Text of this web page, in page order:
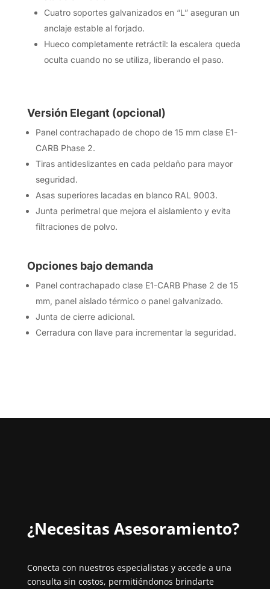
Cuatro soportes galvanizados en “L” aseguran un
anclaje estable al forjado.
Hueco completamente retráctil: la escalera queda
oculta cuando no se utiliza, liberando el paso.
Versión Elegant (opcional)
Panel contrachapado de chopo de 15 mm clase E1-
CARB Phase 2.
Tiras antideslizantes en cada peldaño para mayor
seguridad.
Asas superiores lacadas en blanco RAL 9003.
Junta perimetral que mejora el aislamiento y evita
filtraciones de polvo.
Opciones bajo demanda
Panel contrachapado clase E1-CARB Phase 2 de 15
mm, panel aislado térmico o panel galvanizado.
Junta de cierre adicional.
Cerradura con llave para incrementar la seguridad.
¿Necesitas Asesoramiento?⁣
Conecta con nuestros especialistas y accede a una
consulta sin costos, permitiéndonos brindarte